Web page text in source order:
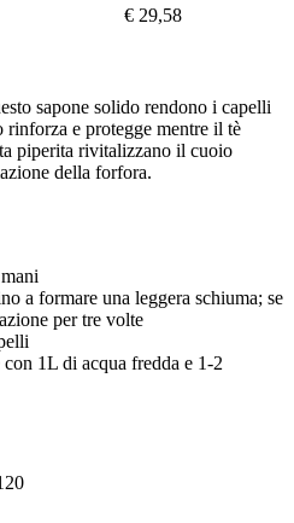
€ 29,58
sapone solido rendono i capelli
e protegge mentre il tè
piperita rivitalizzano il cuoio
della forfora.
a formare una leggera schiuma; se
per tre volte
1L di acqua fredda e 1-2